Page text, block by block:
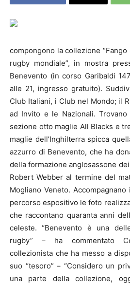
compongono la collezione
rugby mondiale”, in mostra
Benevento (in corso Garibaldi
alle 21, ingresso gratuito).
Club Italiani, i Club nel Mondo; il
ad Invito e le Nazionali. Trovano
sezione otto maglie All Blacks e
maglie dell’Inghilterra spicca
azzurro di Benevento, che ha
della formazione anglosassone
Robert Webber al termine del
Mogliano Veneto.
percorso espositivo le foto
che raccontano quaranta anni
celeste. “Benevento è una
rugby” – ha commentato
collezionista che ha messo a
suo “tesoro” – “Considero un
una parte della collezione,